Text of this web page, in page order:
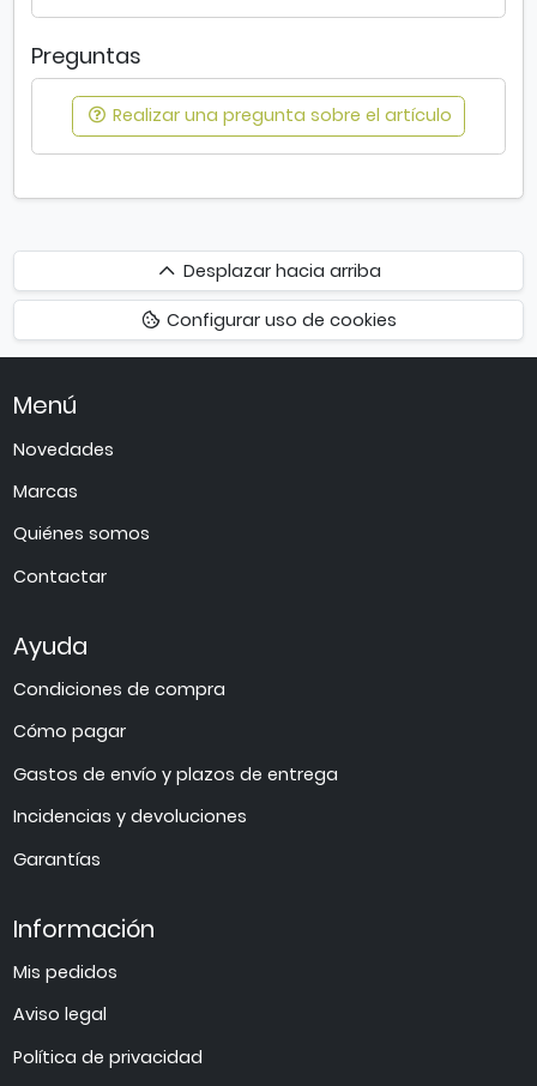
Preguntas
Realizar una pregunta sobre el artículo
Desplazar
hacia
arriba
Desplazar hacia arriba
Configurar uso de cookies
Menú
Novedades
Marcas
Quiénes somos
Contactar
Ayuda
Condiciones de compra
Cómo pagar
Gastos de envío y plazos de entrega
Incidencias y devoluciones
Garantías
Información
Mis pedidos
Aviso legal
Política de privacidad